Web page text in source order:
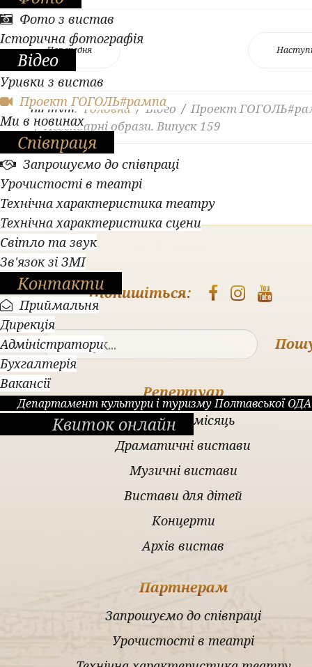
Фото з вистав
Історична фотографія
Відео
Уривки з вистав
Проект ГОГОЛЬ#рампа
Ми в новинах
Співпраця
Запрошуємо до співпраці
Урочистості в театрі
Технічна характеристика театру
Технічна характеристика сцени
Світло та звук
Зв'язок зі ЗМІ
Контакти
Приймальня
Дирекція
Адміністратори
Бухгалтерія
Вакансії
Департамент культури і туризму Полтавської ОДА
Квиток онлайн
Попередня
Ви тут:Головна Відео
Проект
Легендарні образи. Випуск 159
Підпишіться:
Репертуар
Афіша на місяць
Драматичні вистави
Музичні вистави
Вистави для дітей
Концерти
Архів вистав
Партнерам
Запрошуємо до співпраці
Урочистості в театрі